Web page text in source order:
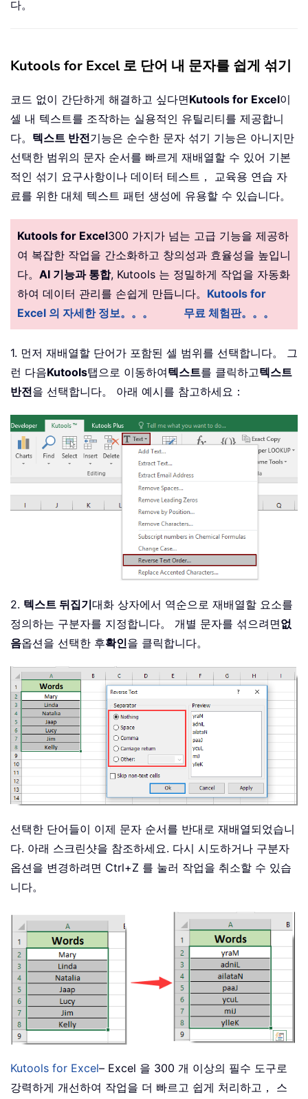
다。
Kutools for Excel 로 단어 내 문자를 쉽게 섞기
코드 없이 간단하게 해결하고 싶다면Kutools for Excel이
셀 내 텍스트를 조작하는 실용적인 유틸리티를 제공합니
다。 텍스트 반전기능은 순수한 문자 섞기 기능은 아니지만
선택한 범위의 문자 순서를 빠르게 재배열할 수 있어 기본
적인 섞기 요구사항이나 데이터 테스트， 교육용 연습 자
료를 위한 대체 텍스트 패턴 생성에 유용할 수 있습니다。
Kutools for Excel300 가지가 넘는 고급 기능을 제공하
여 복잡한 작업을 간소화하고 창의성과 효율성을 높입니
다。 AI 기능과 통합, Kutools 는 정밀하게 작업을 자동화
하여 데이터 관리를 손쉽게 만듭니다。 Kutools for
Excel 의 자세한 정보。。。
무료 체험판。。。
1. 먼저 재배열할 단어가 포함된 셀 범위를 선택합니다。 그
런 다음Kutools탭으로 이동하여텍스트를 클릭하고텍스트
반전을 선택합니다。 아래 예시를 참고하세요：
2. 텍스트 뒤집기대화 상자에서 역순으로 재배열할 요소를
정의하는 구분자를 지정합니다。 개별 문자를 섞으려면없
음옵션을 선택한 후확인을 클릭합니다。
선택한 단어들이 이제 문자 순서를 반대로 재배열되었습니
다. 아래 스크린샷을 참조하세요. 다시 시도하거나 구분자
옵션을 변경하려면 Ctrl+Z 를 눌러 작업을 취소할 수 있습
니다。
Kutools for Excel– Excel 을 300 개 이상의 필수 도구로
강력하게 개선하여 작업을 더 빠르고 쉽게 처리하고， 스